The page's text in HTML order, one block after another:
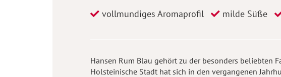
vollmundiges Aromaprofil milde Süße
Hansen Rum Blau gehört zu der besonders beliebten
Holsteinische Stadt hat sich in den vergangenen